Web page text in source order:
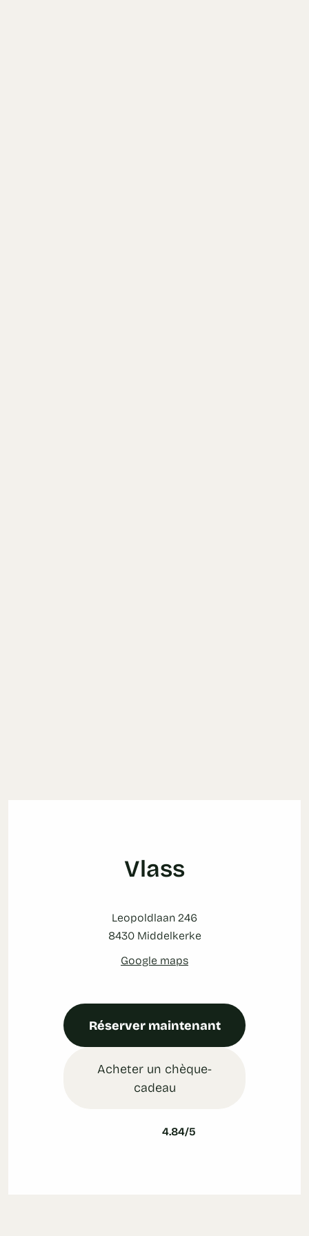
Vlass
Leopoldlaan 246
8430 Middelkerke
Google maps
Réserver maintenant
Acheter un chèque-
cadeau
4.84/5